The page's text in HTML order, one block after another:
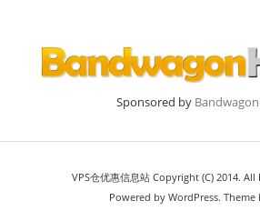
Sponsored by
VPS仓优惠信息站 Copyright (C) 2014. All
Powered by WordPress. Theme